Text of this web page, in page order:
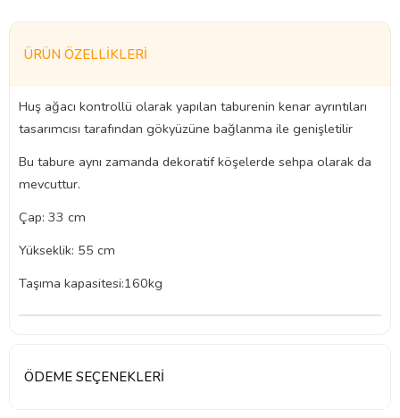
ÜRÜN ÖZELLIKLERI
Huş ağacı kontrollü olarak yapılan taburenin kenar ayrıntıları
tasarımcısı tarafından gökyüzüne bağlanma ile genişletilir
Bu tabure aynı zamanda dekoratif köşelerde sehpa olarak da
mevcuttur.
Çap: 33 cm
Yükseklik: 55 cm
Taşıma kapasitesi:160kg
ÖDEME SEÇENEKLERI